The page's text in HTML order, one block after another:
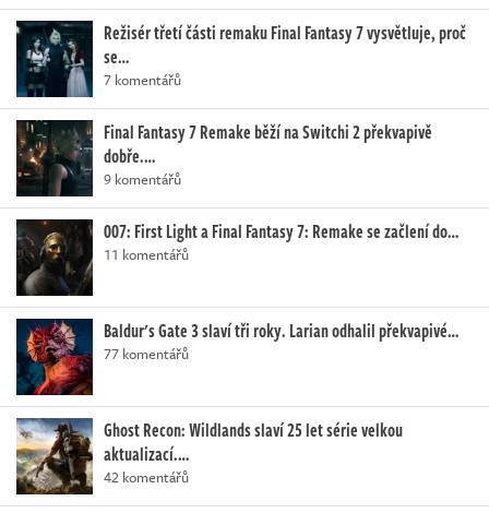
Režisér třetí části remaku Final Fantasy 7 vysvětluje, proč
se…
7 komentářů
Final Fantasy 7 Remake běží na Switchi 2 překvapivě
dobře.…
9 komentářů
007: First Light a Final Fantasy 7: Remake se začlení do…
11 komentářů
Baldur's Gate 3 slaví tři roky. Larian odhalil překvapivé…
77 komentářů
Ghost Recon: Wildlands slaví 25 let série velkou
aktualizací.…
42 komentářů